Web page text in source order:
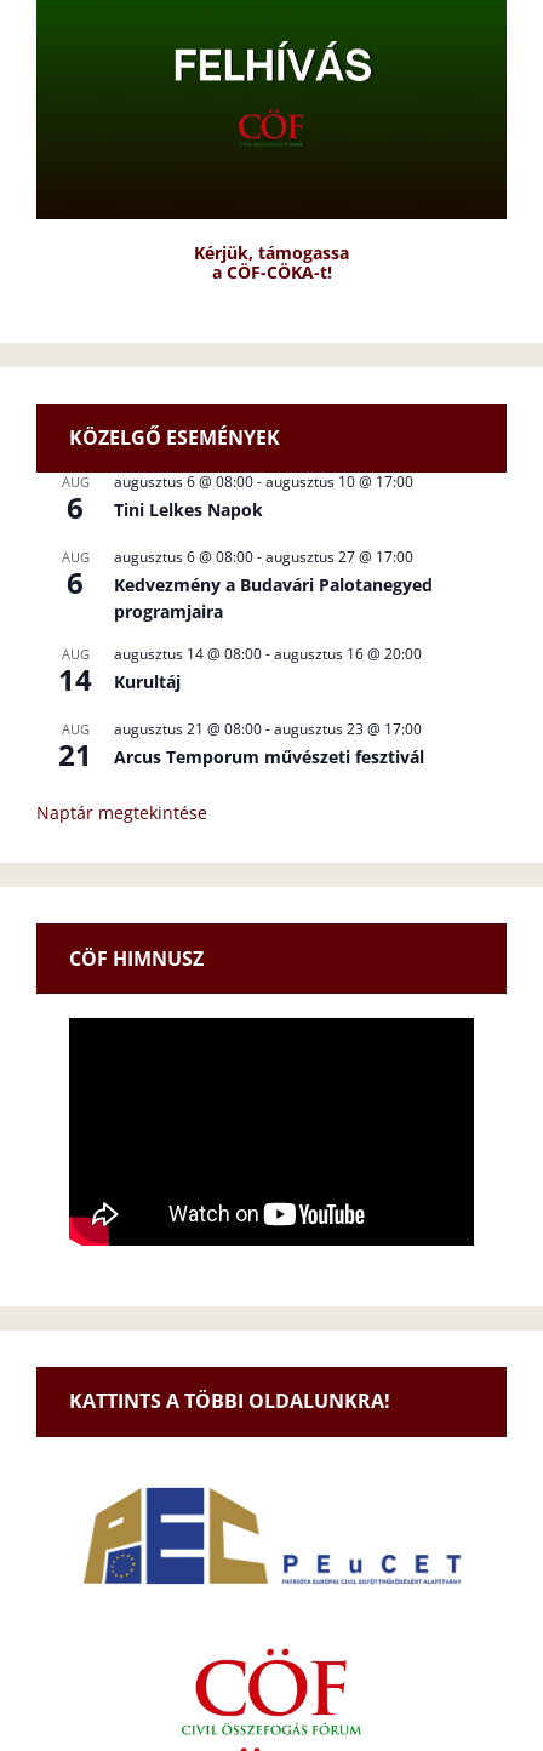
Kérjük, támogassa
a CÖF-CÖKA-t!
KÖZELGŐ ESEMÉNYEK
AUG
6
augusztus 6 @ 08:00-augusztus 10 @ 17:00
Tini Lelkes Napok
AUG
6
augusztus 6 @ 08:00-augusztus 27 @ 17:00
Kedvezmény a Budavári Palotanegyed
programjaira
AUG
14
augusztus 14 @ 08:00-augusztus 16 @ 20:00
Kurultáj
AUG
21
augusztus 21 @ 08:00-augusztus 23 @ 17:00
Arcus Temporum művészeti fesztivál
Naptár megtekintése
CÖF HIMNUSZ
KATTINTS A TÖBBI OLDALUNKRA!